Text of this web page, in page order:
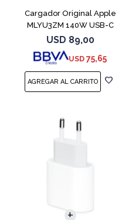
Cargador Original Apple
MLYU3ZM 140W USB-C
USD 89,00
USD 75,65